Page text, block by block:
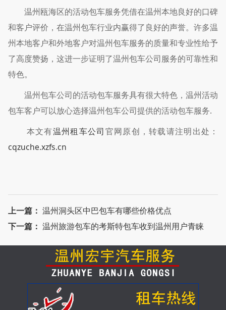
温州瓯海区的活动包车服务凭借在温州本地良好的口碑
和客户评价，在温州包车行业内赢得了良好的声誉。许多温
州本地客户和外地客户对温州包车服务的质量和专业性给予
了高度赞扬，这进一步证明了温州包车公司服务的可靠性和
特色。
温州包车公司的活动包车服务具有很大特色，温州活动
包车客户可以放心选择温州包车公司提供的活动包车服务.
本文有温州租车公司官网原创，转载请注明出处：
cqzuche.xzfs.cn
上一篇： 温州洞头区中巴包车有哪些价格优点
下一篇： 温州旅游包车的考斯特包车收到温州用户青睐